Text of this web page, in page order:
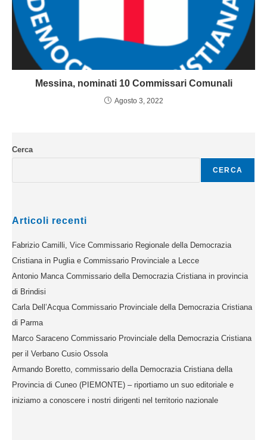
Messina, nominati 10 Commissari Comunali
Agosto 3, 2022
Cerca
CERCA
Articoli recenti
Fabrizio Camilli, Vice Commissario Regionale della Democrazia
Cristiana in Puglia e Commissario Provinciale a Lecce
Antonio Manca Commissario della Democrazia Cristiana in provincia
di Brindisi
Carla Dell’Acqua Commissario Provinciale della Democrazia Cristiana
di Parma
Marco Saraceno Commissario Provinciale della Democrazia Cristiana
per il Verbano Cusio Ossola
Armando Boretto, commissario della Democrazia Cristiana della
Provincia di Cuneo (PIEMONTE) – riportiamo un suo editoriale e
iniziamo a conoscere i nostri dirigenti nel territorio nazionale